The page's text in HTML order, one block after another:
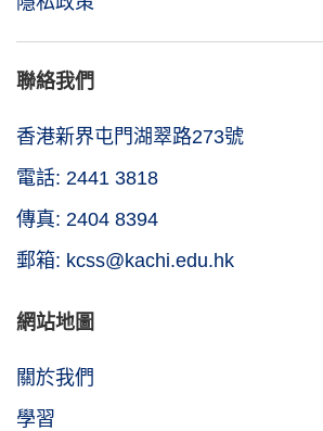
聯絡我們
香港新界屯門湖翠路273號
電話: 2441 3818
傳真: 2404 8394
郵箱: kcss@kachi.edu.hk
網站地圖
關於我們
學習